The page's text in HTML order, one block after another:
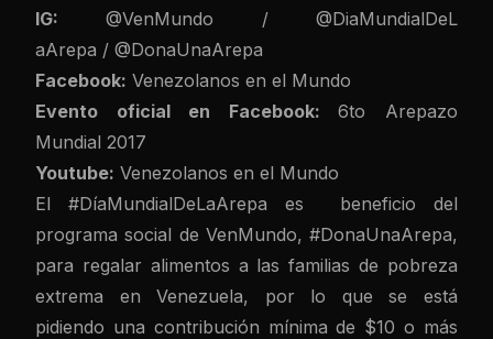
IG:
@VenMundo /@DiaMundialDeL
aArepa / @DonaUnaArepa
Facebook: Venezolanos en el Mundo
Evento oficial en Facebook:6to Arepazo
Mundial 2017
Youtube: Venezolanos en el Mundo
El #DíaMundialDeLaArepa es beneficio del
programa social de VenMundo, #DonaUnaArepa,
para regalar alimentos a las familias de pobreza
extrema en Venezuela, por lo que se está
pidiendo una contribución mínima de $10 o más